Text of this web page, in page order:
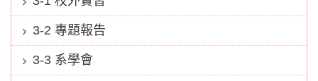
3-2 專題報告
3-3 系學會